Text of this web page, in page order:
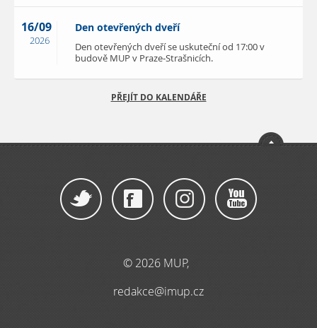
16/09
2026
Den otevřených dveří
Den otevřených dveří se uskuteční od 17:00 v
budově MUP v Praze-Strašnicích.
PŘEJÍT DO KALENDÁŘE
© 2026 MUP,
redakce@imup.cz